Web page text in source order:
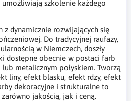
umożliwiają szkolenie każdego
z dynamicznie rozwijających się
Do tradycyjnej raufazy,
w Niemczech, doszły
dostępne obecnie w postaci farb
metalicznym połyskiem. Tworzą
liny, efekt blasku, efekt rdzy, efekt
dekoracyjne i strukturalne to
jakością, jak i ceną.